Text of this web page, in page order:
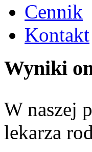
Cennik
Kontakt
Wyniki
W naszej
lekarza